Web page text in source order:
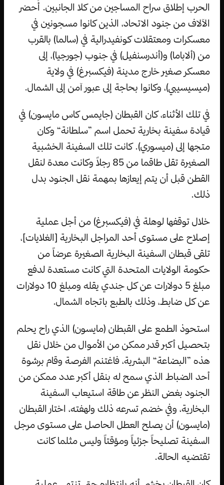
الحرب إطلاق سراح المساجين من كلا الجانبين. أُحضر
الآلاف من جنود الاتحاد، الذين كانوا مسجونين في
معسكرات ومعتقلات كونفيدرالية في (سالما) بالقرب
من (ألاباما) و(أندرسنفيل) في جنوب (جورجيا)، إلى
معسكر صغير خارج مدينة (فيكسبرغ) في ولاية
(ميسيسيبي)، وكانوا بحاجة إلى عبور آمن إلى الشمال.
في تلك الأثناء، كان القبطان (جايمس كاس مايسون) في
قيادة سفينة بخارية تحمل اسم ”سلطانة“ وكان
متجها إلى (ميسوري). كانت تلك السفينة الخشبية
الصغيرة تقل طاقما من 85 رجلاً وكانت معدة لنقل
القطن قبل أن يتم إيعازها بمهمة نقل الجنود بدل
ذلك.
خلال توقفها لوهلة في (فيكسبرغ) من أجل عملية
إصلاح على مستوى أحد المراجل البخارية [الغلايات]،
تلقى قبطان السفينة البخارية الصغيرة عرضاً من
حكومة الولايات المتحدة التي كانت مستعدة لدفع
مبلغ 5 دولارات عن كل جندي يقله ومبلغ 10 دولارات
عن كل ضابط، وذلك بالطبع باتجاه الشمال.
استحوذ الطمع على القبطان (مايسون) الذي راح يحلم
بتحصيل أكبر قدر ممكن من الأموال من خلال نقل
هذه ”البضاعة“ البشرية، فاغتنم الفرصة وقام برشوة
أحد الضباط الذي سمح له بنقل أكبر عدد ممكن من
الجنود بغض النظر عن طاقة استيعاب السفينة
البخارية، وفي خضم تسرعه ذلك ولهفته، اختار القبطان
(مايسون) أن يصلح العطل الحاصل على مستوى مرجل
السفينة تصليحاً جزئياً ومؤقتاً وليس مثلما كانت
تقتضيه الحالة.